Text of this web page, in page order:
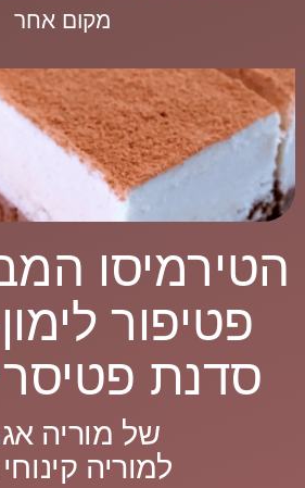
מקום אחר
הטירמיסו
פטיפור
סדנת
של מוריה
למוריה קינוחי